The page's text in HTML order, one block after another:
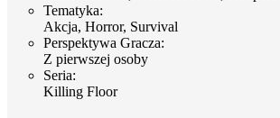
Tematyka:
Akcja, Horror, Survival
Perspektywa Gracza:
Z pierwszej osoby
Seria:
Killing Floor